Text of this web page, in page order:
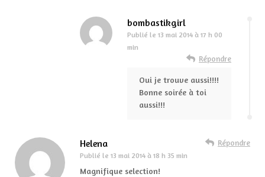
bombastikgirl
Publié le 13 mai 2014 à 17 h 00
min
Répondre
Oui je trouve aussi!!!!
Bonne soirée à toi
aussi!!!
Helena
Publié le 13 mai 2014 à 18 h 35 min
Répondre
Magnifique selection!